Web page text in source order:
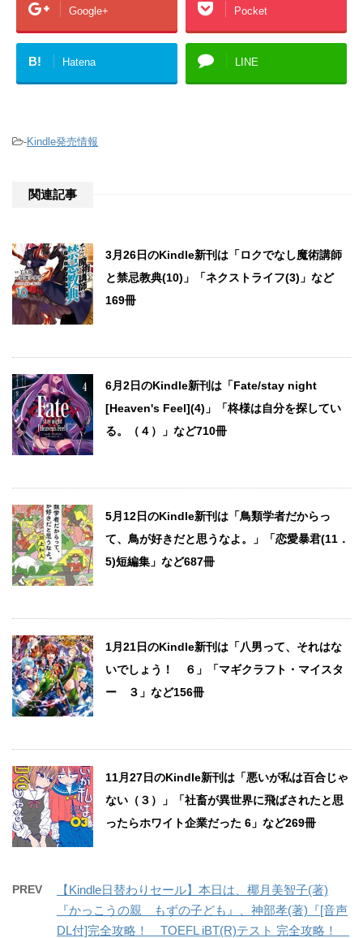
Google+ Pocket
B! Hatena LINE
-Kindle発売情報
関連記事
3月26日のKindle新刊は「ロクでなし魔術講師
と禁忌教典(10)」「ネクストライフ(3)」など
169冊
6月2日のKindle新刊は「Fate/stay night
[Heaven's Feel](4)」「柊様は自分を探してい
る。（４）」など710冊
5月12日のKindle新刊は「鳥類学者だからっ
て、鳥が好きだと思うなよ。」「恋愛暴君(11．
5)短編集」など687冊
1月21日のKindle新刊は「八男って、それはな
いでしょう！ ６」「マギクラフト・マイスタ
ー ３」など156冊
11月27日のKindle新刊は「悪いが私は百合じゃ
ない（３）」「社畜が異世界に飛ばされたと思
ったらホワイト企業だった 6」など269冊
PREV
【Kindle日替わりセール】本日は、椰月美智子(著)
『かっこうの親 もずの子ども』、神部孝(著)『[音声
DL付]完全攻略！ TOEFL iBT(R)テスト 完全攻略！